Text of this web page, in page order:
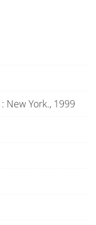
: New York., 1999